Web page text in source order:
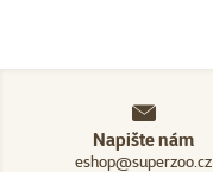
Napište nám
eshop@superzoo.cz